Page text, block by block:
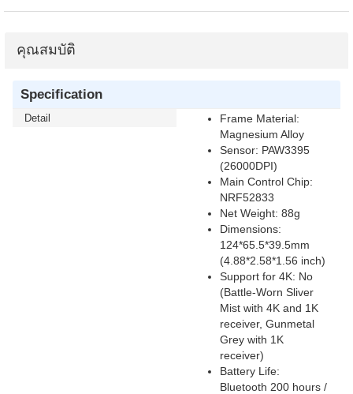
คุณสมบัติ
Specification
Detail
Frame Material:
Magnesium Alloy
Sensor: PAW3395
(26000DPI)
Main Control Chip:
NRF52833
Net Weight: 88g
Dimensions:
124*65.5*39.5mm
(4.88*2.58*1.56 inch)
Support for 4K: No
(Battle-Worn Sliver
Mist with 4K and 1K
receiver, Gunmetal
Grey with 1K
receiver)
Battery Life:
Bluetooth 200 hours /